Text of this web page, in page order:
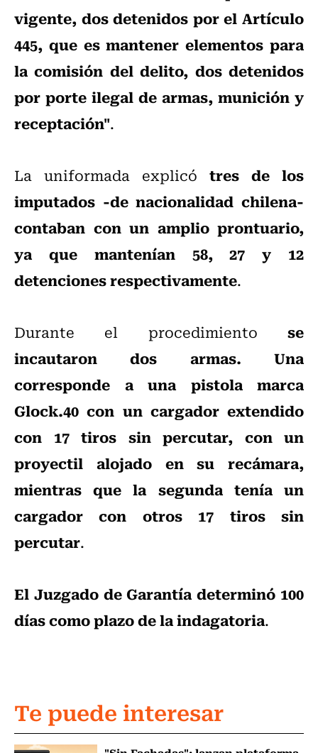
vigente, dos detenidos por el Artículo
445, que es mantener elementos para
la comisión del delito, dos detenidos
por porte ilegal de armas, munición y
receptación".
La uniformada explicó tres de los
imputados -de nacionalidad chilena-
contaban con un amplio prontuario,
ya que mantenían 58, 27 y 12
detenciones respectivamente.
Durante el procedimiento se
incautaron dos armas. Una
corresponde a una pistola marca
Glock.40 con un cargador extendido
con 17 tiros sin percutar, con un
proyectil alojado en su recámara,
mientras que la segunda tenía un
cargador con otros 17 tiros sin
percutar.
El Juzgado de Garantía determinó 100
días como plazo de la indagatoria.
Te puede interesar